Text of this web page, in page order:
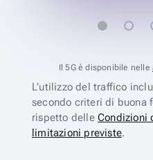
Il 5G è disponibile nelle
L’utilizzo del traffico
secondo criteri di buona
rispetto delle Condizioni
limitazioni previste.